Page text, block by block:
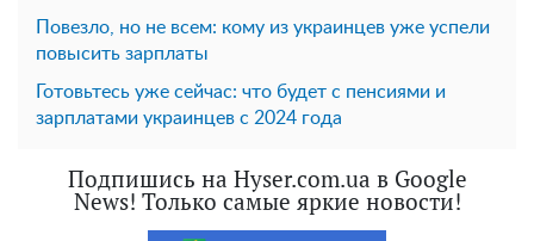
Повезло, но не всем: кому из украинцев уже успели
повысить зарплаты
Готовьтесь уже сейчас: что будет с пенсиями и
зарплатами украинцев с 2024 года
Подпишись на Hyser.com.ua в Google
News! Только самые яркие новости!